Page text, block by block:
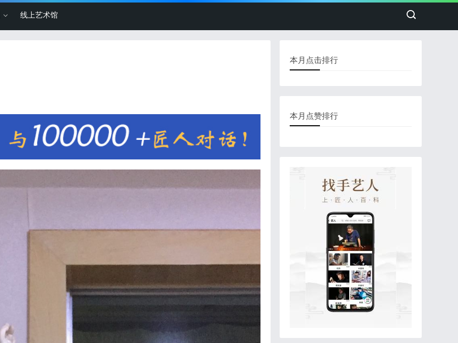
线上艺术馆
本月点击排行
本月点赞排行